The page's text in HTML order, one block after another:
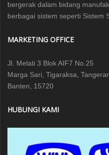
bergerak dalam bidang
berbagai sistem seperti Sistem
MARKETING OFFICE
Jl. Melati 3 Blok AIF7 No.25
Marga Sari, Tigaraksa,
Banten, 15720
HUBUNGI KAMI